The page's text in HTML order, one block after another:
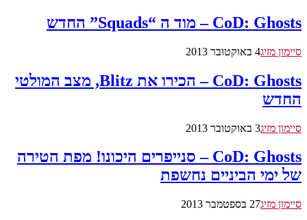
CoD: Ghosts – מוד ה “Squads” החדש
סיימון מזיג4 באוקטובר 2013
CoD: Ghosts – הכירו את Blitz, מצב המולטי
החדש
סיימון מזיג3 באוקטובר 2013
CoD: Ghosts – סנייפרים היכונו! מפת הטירה
של ימי הביניים נחשפת
סיימון מזיג27 בספטמבר 2013